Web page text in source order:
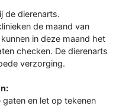
de dierenarts.
de maand van
in deze maand het
checken. De dierenarts
verzorging.
en let op tekenen